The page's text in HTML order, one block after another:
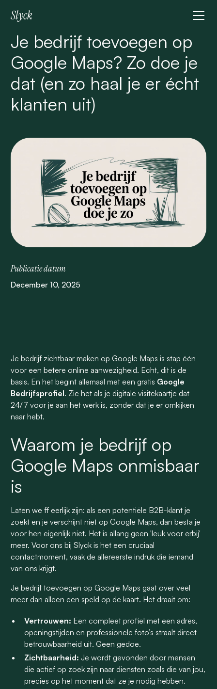
Slyck
Je bedrijf toevoegen op
Google Maps? Zo doe je
dat (en zo haal je er écht
klanten uit)
Publicatie datum
December 10, 2025
Je bedrijf zichtbaar maken op Google Maps is stap één
voor een betere online aanwezigheid. Echt, dit is de
basis. En het begint allemaal met een gratis Google
Bedrijfsprofiel. Zie het als je digitale visitekaartje dat
24/7 voor je aan het werk is, zonder dat je er omkijken
naar hebt.
Waarom je bedrijf op
Google Maps onmisbaar
is
Laten we ff eerlijk zijn: als een potentiële B2B-klant je
zoekt en je verschijnt niet op Google Maps, dan besta je
voor hen eigenlijk niet. Het is allang geen 'leuk voor erbij'
meer. Voor ons bij Slyck is het een cruciaal
contactmoment, vaak de allereerste indruk die iemand
van ons krijgt.
Je bedrijf toevoegen op Google Maps gaat over veel
meer dan alleen een speld op de kaart. Het draait om:
Vertrouwen: Een compleet profiel met een adres,
openingstijden en professionele foto’s straalt direct
betrouwbaarheid uit. Geen gedoe.
Zichtbaarheid: Je wordt gevonden door mensen
die actief op zoek zijn naar diensten zoals die van jou,
precies op het moment dat ze je nodig hebben.